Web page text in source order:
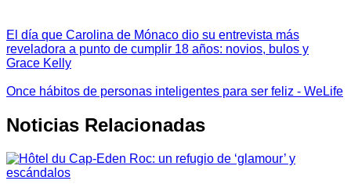
El día que Carolina de Mónaco dio su entrevista más
reveladora a punto de cumplir 18 años: novios, bulos y
Grace Kelly
Once hábitos de personas inteligentes para ser feliz - WeLife
Noticias Relacionadas